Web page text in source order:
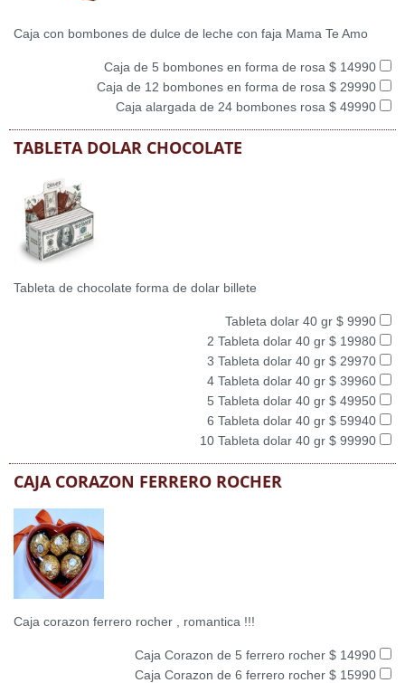
Caja con bombones de dulce de leche con faja Mama Te Amo
Caja de 5 bombones en forma de rosa $ 14990
Caja de 12 bombones en forma de rosa $ 29990
Caja alargada de 24 bombones rosa $ 49990
TABLETA DOLAR CHOCOLATE
Tableta de chocolate forma de dolar billete
Tableta dolar 40 gr $ 9990
2 Tableta dolar 40 gr $ 19980
3 Tableta dolar 40 gr $ 29970
4 Tableta dolar 40 gr $ 39960
5 Tableta dolar 40 gr $ 49950
6 Tableta dolar 40 gr $ 59940
10 Tableta dolar 40 gr $ 99990
CAJA CORAZON FERRERO ROCHER
Caja corazon ferrero rocher , romantica !!!
Caja Corazon de 5 ferrero rocher $ 14990
Caja Corazon de 6 ferrero rocher $ 15990